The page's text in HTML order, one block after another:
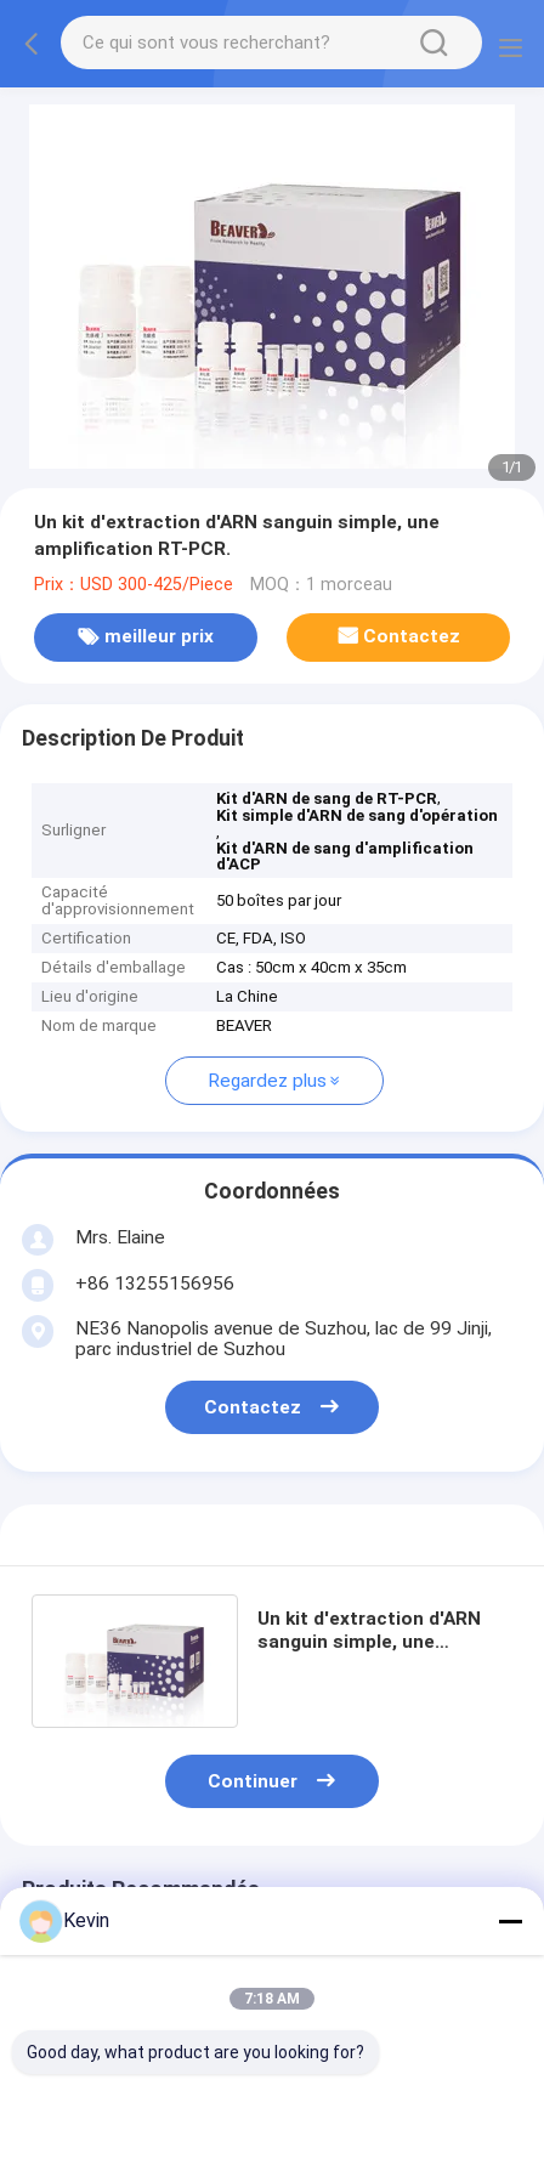
1/1
Un kit d'extraction d'ARN sanguin simple, une
amplification RT-PCR.
Prix：USD 300-425/Piece MOQ：1 morceau
meilleur prix Contactez
Description De Produit
Surligner
Kit d'ARN de sang de RT-PCR,
Kit simple d'ARN de sang d'opération
,
Kit d'ARN de sang d'amplification
d'ACP
Capacité
d'approvisionnement
50 boîtes par jour
Certification
CE, FDA, ISO
Détails d'emballage
Cas : 50cm x 40cm x 35cm
Lieu d'origine
La Chine
Nom de marque
BEAVER
Regardez plus
Coordonnées
Mrs. Elaine
+86 13255156956
NE36 Nanopolis avenue de Suzhou, lac de 99 Jinji,
parc industriel de Suzhou
Contactez
Un kit d'extraction d'ARN
sanguin simple, une
Continuer
Produits Recommandés
Kevin
7:18 AM
Good day, what product are you looking for?